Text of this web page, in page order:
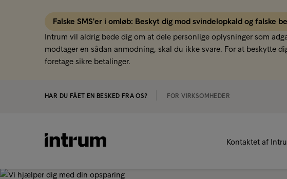
Falske SMS'er i omløb: Beskyt dig mod svindelopkald og falske
Intrum vil aldrig bede dig om at dele personlige oplysninger som
modtager en sådan anmodning, skal du ikke svare. For at beskytte
foretage sikre betalinger.
HAR DU FÅET EN BESKED FRA OS? FOR VIRKSOMHEDER
Kontaktet af